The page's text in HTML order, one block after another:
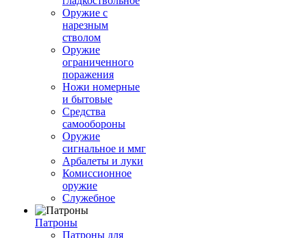
Оружие с
нарезным
стволом
Оружие
ограниченного
поражения
Ножи номерные
и бытовые
Средства
самообороны
Оружие
сигнальное и ммг
Арбалеты и луки
Комиссионное
оружие
Служебное
Патроны
Патроны для